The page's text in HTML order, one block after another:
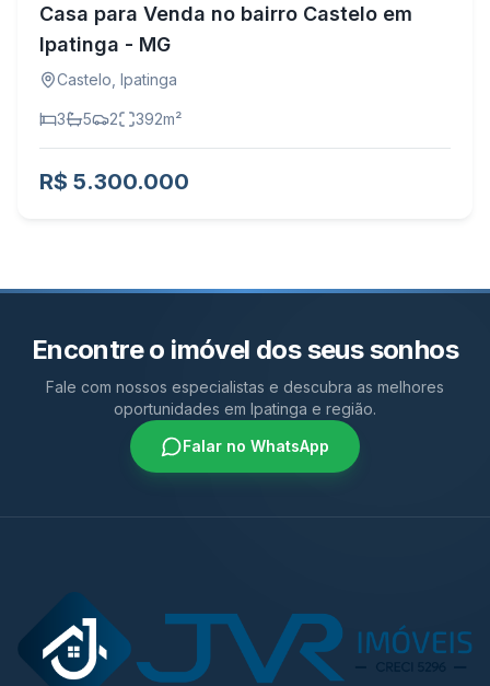
Casa para Venda no bairro Castelo em
Ipatinga - MG
Castelo Ipatinga
3 5 2 392m²
R$ 5.300.000
Encontre o imóvel dos seus sonhos
Fale com nossos especialistas e descubra as melhores
oportunidades em Ipatinga e região.
Falar no WhatsApp